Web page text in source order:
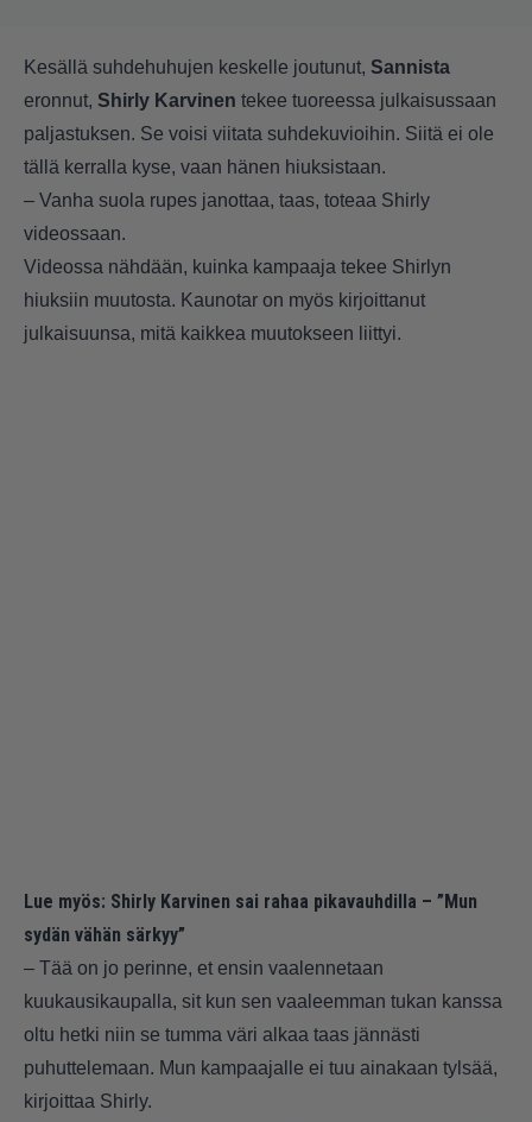
Kesällä suhdehuhujen keskelle joutunut, Sannista
eronnut, Shirly Karvinen tekee tuoreessa julkaisussaan
paljastuksen. Se voisi viitata suhdekuvioihin. Siitä ei ole
tällä kerralla kyse, vaan hänen hiuksistaan.
– Vanha suola rupes janottaa, taas, toteaa Shirly
videossaan.
Videossa nähdään, kuinka kampaaja tekee Shirlyn
hiuksiin muutosta. Kaunotar on myös kirjoittanut
julkaisuunsa, mitä kaikkea muutokseen liittyi.
Lue myös: Shirly Karvinen sai rahaa pikavauhdilla – ”Mun
sydän vähän särkyy”
– Tää on jo perinne, et ensin vaalennetaan
kuukausikaupalla, sit kun sen vaaleemman tukan kanssa
oltu hetki niin se tumma väri alkaa taas jännästi
puhuttelemaan. Mun kampaajalle ei tuu ainakaan tylsää,
kirjoittaa Shirly.